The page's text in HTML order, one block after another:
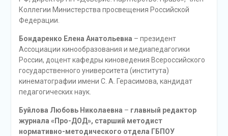
Коллегии Министерства просвещения Российской
Федерации.
Бондаренко Елена Анатольевна – президент
Ассоциации кинообразования и медиапедагогики
России, доцент кафедры киноведения Всероссийского
государственного университета (института)
кинематографии имени С. А. Герасимова, кандидат
педагогических наук.
Буйлова Любовь Николаевна – главный редактор
журнала «Про-ДОД», старший методист
нормативно-методического отдела ГБПОУ